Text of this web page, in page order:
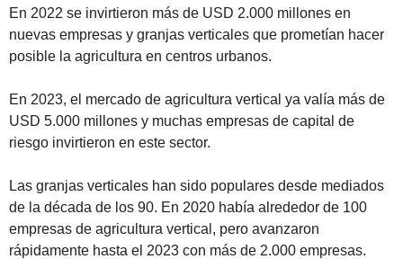
En 2022 se invirtieron más de USD 2.000 millones en
nuevas empresas y granjas verticales que prometían hacer
posible la agricultura en centros urbanos.
En 2023, el mercado de agricultura vertical ya valía más de
USD 5.000 millones y muchas empresas de capital de
riesgo invirtieron en este sector.
Las granjas verticales han sido populares desde mediados
de la década de los 90. En 2020 había alrededor de 100
empresas de agricultura vertical, pero avanzaron
rápidamente hasta el 2023 con más de 2.000 empresas.